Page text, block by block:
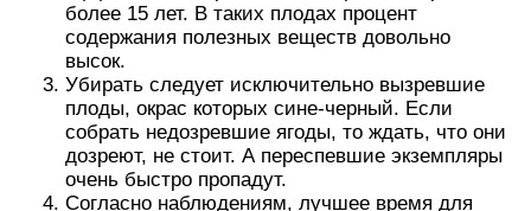
более 15 лет. В таких плодах процент
содержания полезных веществ довольно
высок.
Убирать следует исключительно вызревшие
плоды, окрас которых сине-черный. Если
собрать недозревшие ягоды, то ждать, что они
дозреют, не стоит. А переспевшие экземпляры
очень быстро пропадут.
Согласно наблюдениям, лучшее время для